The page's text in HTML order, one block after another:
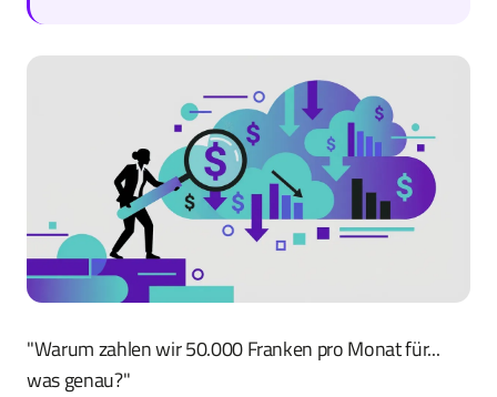
"Warum zahlen wir 50.000 Franken pro Monat für...
was genau?"